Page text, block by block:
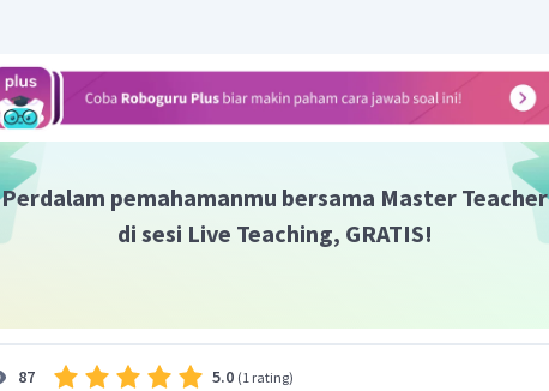
Perdalam pemahamanmu bersama Master Teacher
di sesi Live Teaching, GRATIS!
87 5.0 (1 rating)